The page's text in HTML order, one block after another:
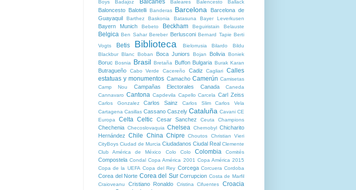
Boys
Badajoz Balcanes Baleares Balencesto Ballack
Baloncesto Balotelli Banderas Barcelona
Barcelona de
Guayaquil
Barthez Baskonia Batasuna Bayer Leverkusen
Bayern Munich Bebeto Beckham Beguiristain Belauste
Belgica Ben Sahar Bereber Berlusconi Bernard Tapie Berti
Vogts
Betis Biblioteca Bielorrusia Bilardo
Bildu
Blackbur Blanc Boban Boca Juniors Bojan Bolivia Boniek
Boruc Bosnia Brasil Bretaña Buffon Bulgaria Burak Karan
Butragueño Cabo Verde Cacereño Cadiz Cagliari
Calles
estatuas y monumentos Camacho Camerún Camisetas
Camp Nou
Campañas Electorales Canada
Caneda
Cannavaro Cantona Capdevila Capello Carcela Carl Zeiss
Carlos Gonzalez Carlos Sainz Carlos Slim
Carlos Vela
Cartagena Casillas Cassano Caszely Cataluña Cavani CE
Europa
Celta Celtic Cesar Sanchez Ceuta Champions
Chechenia Checoslovaquia Chelsea Chernobyl Chicharito
Hernández
Chile China Chipre Choutos
Christian Vieri
CityBoys Ciudad de Murcia Ciudadanos Ciudal Real Clemente
Club América de México
Colo Colo Colombia Comités
Compostela Condal Copa América 2001 Copa América 2015
Copa de la UEFA Copa del Rey Corcega Corcuera Cordoba
Corea del Norte Corea del Sur Corrupcion Costa de Marfil
Craioveanu
Cristiano Ronaldo Cristina Cifuentes Croacia